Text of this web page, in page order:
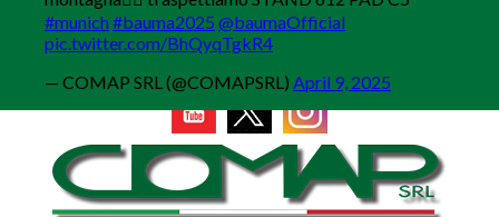
#munich#bauma2025 @baumaOfficial
pic.twitter.com/BhQyqTgkR4
— COMAP SRL (@COMAPSRL) April 9, 2025